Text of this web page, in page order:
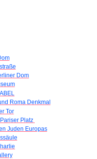
Dom
Roma Denkmal
Tor
Platz
Juden Europas